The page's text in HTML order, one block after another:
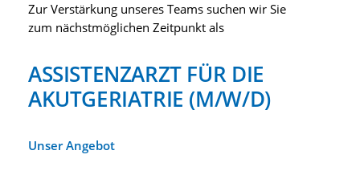
Zur Verstärkung unseres Teams suchen wir Sie
zum nächstmöglichen Zeitpunkt als
ASSISTENZARZT FÜR DIE
AKUTGERIATRIE (M/W/D)
Unser Angebot